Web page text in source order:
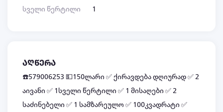
სველი წერტილი 1
აღწერა
☎️579006253 💵150ლარი ✅️ ქირავდება დღიურად ✅️ 2
აივანი ✅️ 1სველი წერტილი ✅️ 1 მისაღები ✅️ 2
საძინებელი ✅️ 1 სამზარეულო ✅️ 100კვადრატი ✅️